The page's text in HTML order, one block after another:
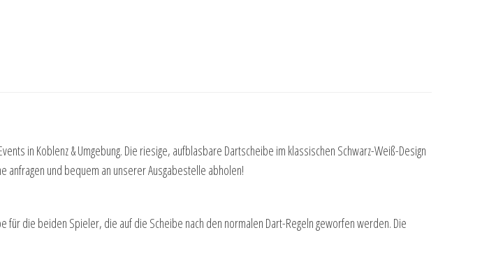
in Koblenz & Umgebung. Die riesige, aufblasbare Dartscheibe im klassischen Schwarz-Weiß-Design
anfragen und bequem an unserer Ausgabestelle abholen!
für die beiden Spieler, die auf die Scheibe nach den normalen Dart-Regeln geworfen werden. Die